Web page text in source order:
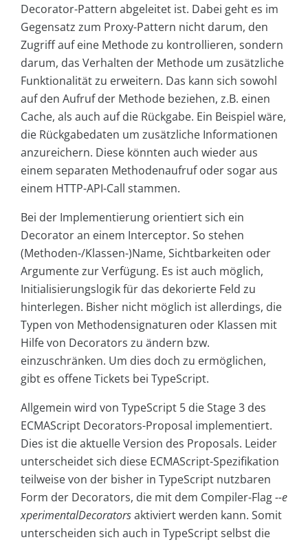
Decorator-Pattern abgeleitet ist. Dabei geht es im
Gegensatz zum Proxy-Pattern nicht darum, den
Zugriff auf eine Methode zu kontrollieren, sondern
darum, das Verhalten der Methode um zusätzliche
Funktionalität zu erweitern. Das kann sich sowohl
auf den Aufruf der Methode beziehen, z.B. einen
Cache, als auch auf die Rückgabe. Ein Beispiel wäre,
die Rückgabedaten um zusätzliche Informationen
anzureichern. Diese könnten auch wieder aus
einem separaten Methodenaufruf oder sogar aus
einem HTTP-API-Call stammen.
Bei der Implementierung orientiert sich ein
Decorator an einem Interceptor. So stehen
(Methoden-/Klassen-)Name, Sichtbarkeiten oder
Argumente zur Verfügung. Es ist auch möglich,
Initialisierungslogik für das dekorierte Feld zu
hinterlegen. Bisher nicht möglich ist allerdings, die
Typen von Methodensignaturen oder Klassen mit
Hilfe von Decorators zu ändern bzw.
einzuschränken. Um dies doch zu ermöglichen,
gibt es offene Tickets bei TypeScript.
Allgemein wird von TypeScript 5 die Stage 3 des
ECMAScript Decorators-Proposal implementiert.
Dies ist die aktuelle Version des Proposals. Leider
unterscheidet sich diese ECMAScript-Spezifikation
teilweise von der bisher in TypeScript nutzbaren
Form der Decorators, die mit dem Compiler-Flag--e
xperimentalDecoratorsaktiviert werden kann. Somit
unterscheiden sich auch in TypeScript selbst die